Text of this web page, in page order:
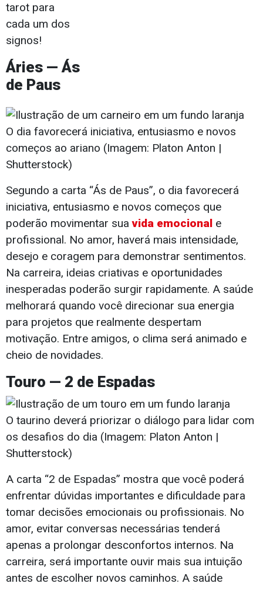
tarot para
cada um dos
signos!
Áries — Ás
de Paus
O dia favorecerá iniciativa, entusiasmo e novos
começos ao ariano (Imagem: Platon Anton |
Shutterstock)
Segundo a carta “Ás de Paus”, o dia favorecerá
iniciativa, entusiasmo e novos começos que
poderão movimentar suavida emocional e
profissional. No amor, haverá mais intensidade,
desejo e coragem para demonstrar sentimentos.
Na carreira, ideias criativas e oportunidades
inesperadas poderão surgir rapidamente. A saúde
melhorará quando você direcionar sua energia
para projetos que realmente despertam
motivação. Entre amigos, o clima será animado e
cheio de novidades.
Touro — 2 de Espadas
O taurino deverá priorizar o diálogo para lidar com
os desafios do dia (Imagem: Platon Anton |
Shutterstock)
A carta “2 de Espadas” mostra que você poderá
enfrentar dúvidas importantes e dificuldade para
tomar decisões emocionais ou profissionais. No
amor, evitar conversas necessárias tenderá
apenas a prolongar desconfortos internos. Na
carreira, será importante ouvir mais sua intuição
antes de escolher novos caminhos. A saúde